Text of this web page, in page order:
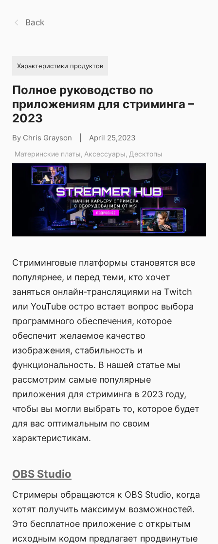
Back
Характеристики продуктов
Полное руководство по
приложениям для стриминга –
2023
By Chris Grayson April 25,2023
Материнские платы, Аксессуары, Десктопы
Стриминговые платформы становятся все
популярнее, и перед теми, кто хочет
заняться онлайн-трансляциями на Twitch
или YouTube остро встает вопрос выбора
программного обеспечения, которое
обеспечит желаемое качество
изображения, стабильность и
функциональность. В нашей статье мы
рассмотрим самые популярные
приложения для стриминга в 2023 году,
чтобы вы могли выбрать то, которое будет
для вас оптимальным по своим
характеристикам.
OBS Studio
Стримеры обращаются к OBS Studio, когда
хотят получить максимум возможностей.
Это бесплатное приложение с открытым
исходным кодом предлагает продвинутые